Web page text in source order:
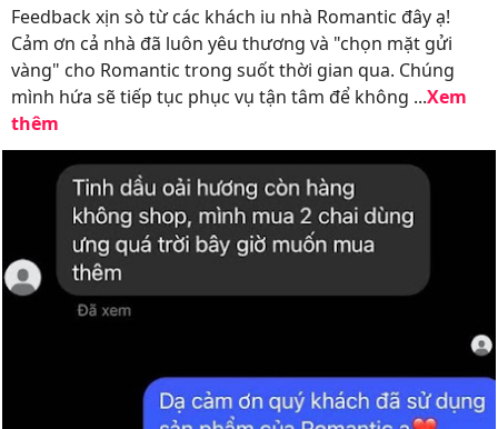
Feedback xịn sò từ các khách iu nhà Romantic đây ạ!
Cảm ơn cả nhà đã luôn yêu thương và "chọn mặt gửi
vàng" cho Romantic trong suốt thời gian qua. Chúng
mình hứa sẽ tiếp tục phục vụ tận tâm để không ...Xem
thêm